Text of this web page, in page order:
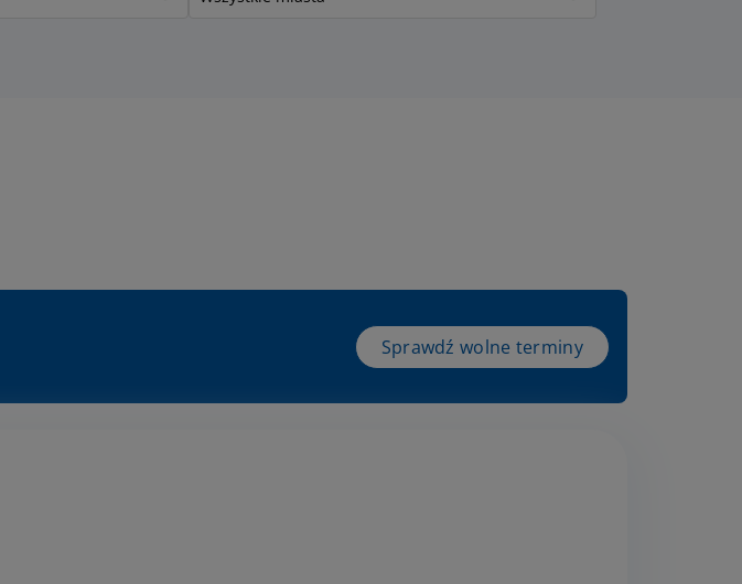
Sprawdź wolne terminy